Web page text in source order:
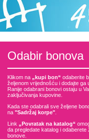
Odabir bonova
Klikom na „kupi bon“ odaberite
željenom vrijednošću i dodajte ga
Ranije odabrani bonovi ostaju u
zaključivanja kupovine.
Kada ste odabrali sve željene
na "Sadržaj korpe"
Link „Povratak na katalog“
da pregledate katalog i odaberete
bonove.